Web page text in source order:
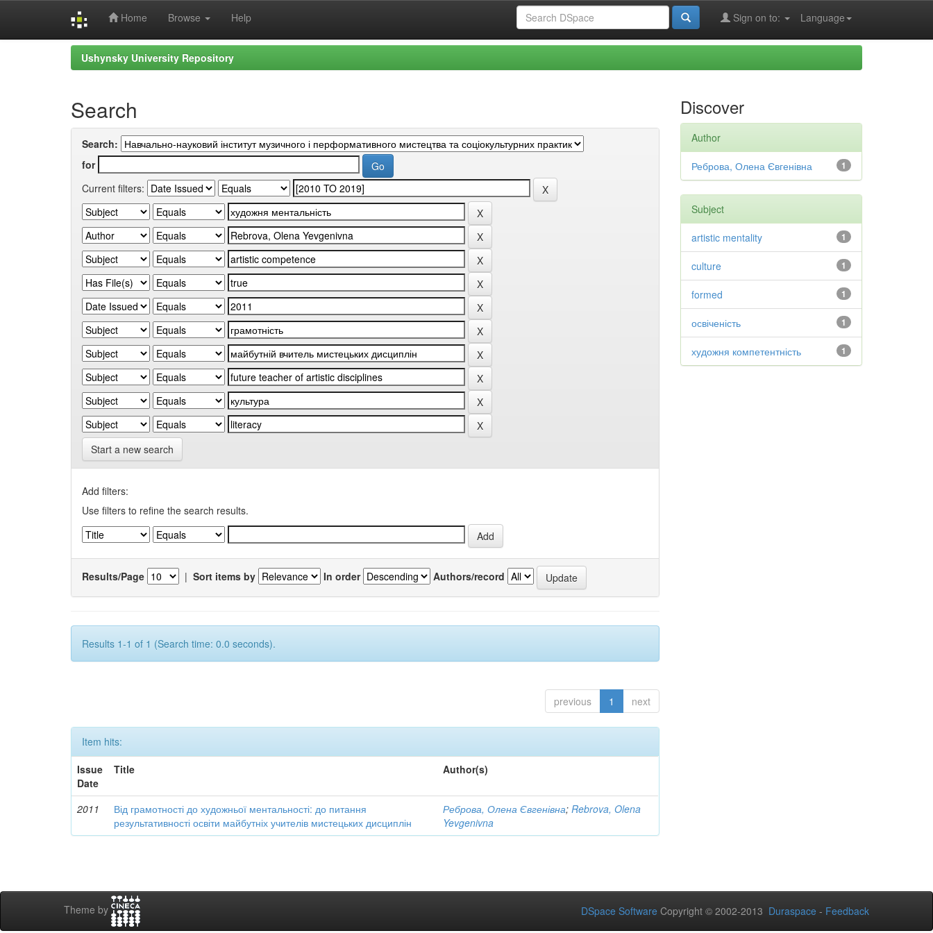
Home Browse Help Language
Sign on to:
Ushynsky University Repository
Search
Search:
for
Current filters:
Start a new search
Add filters:
Use filters to refine the search results.
Results/Page | Sort items by In order Authors/record
Results 1-1 of 1 (Search time: 0.0 seconds).
previous 1 next
Item hits:
Issue
Date
Title Author(s)
2011
Від грамотності до художньої ментальності: до питання
результативності освіти майбутніх учителів мистецьких дисциплін
Реброва, Олена Євгенівна;Rebrova, Olena
Yevgenivna
Discover
Author
1
Реброва, Олена Євгенівна
Subject
1
artistic mentality
1
culture
1
formed
1
освіченість
1
художня компетентність
Theme by DSpace Software Copyright © 2002-2013 Duraspace - Feedback